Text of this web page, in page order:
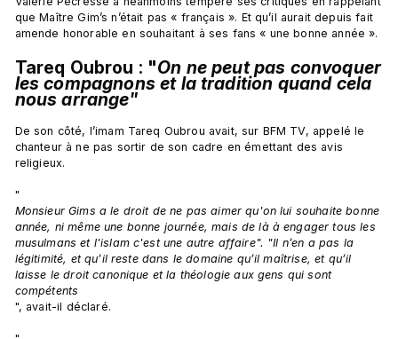
que Maître Gim’s n’était pas « français ». Et qu’il aurait depuis fait
Tareq Oubrou : "On ne peut pas convoquer
les compagnons et la tradition quand cela
nous arrange"
De son côté, l’imam Tareq Oubrou avait, sur BFM TV, appelé le
chanteur à ne pas sortir de son cadre en émettant des avis
religieux.
"
Monsieur Gims a le droit de ne pas aimer qu'on lui souhaite bonne
année, ni même une bonne journée, mais de là à engager tous les
musulmans et l'islam c'est une autre affaire". "Il n’en a pas la
légitimité, et qu’il reste dans le domaine qu’il maîtrise, et qu’il
laisse le droit canonique et la théologie aux gens qui sont
compétents
", avait-il déclaré.